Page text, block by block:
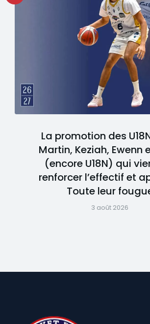
La promotion des
Martin, Keziah, Ewenn
(encore U18N) qui
renforcer l’effectif et
Toute leur
3 août 2026